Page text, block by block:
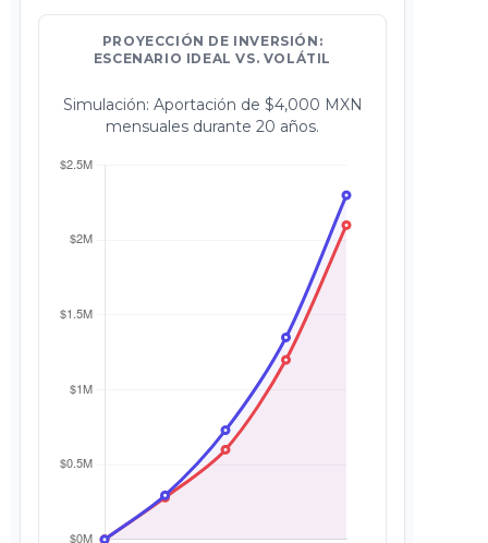
PROYECCIÓN DE INVERSIÓN:
ESCENARIO IDEAL VS. VOLÁTIL
Simulación: Aportación de $4,000 MXN
mensuales durante 20 años.